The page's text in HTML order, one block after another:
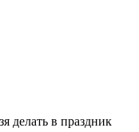
делать в праздник